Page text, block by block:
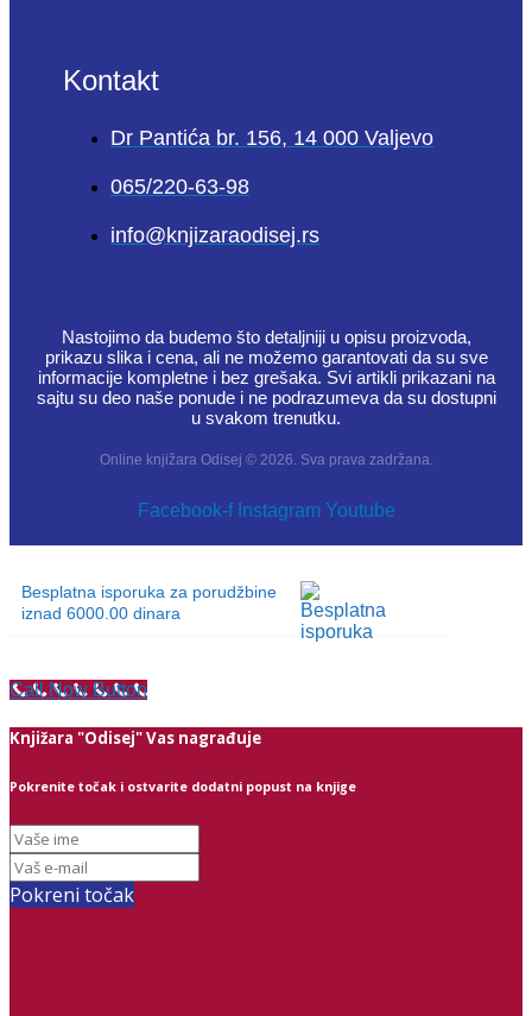
Kontakt
Dr Pantića br. 156, 14 000 Valjevo
065/220-63-98
info@knjizaraodisej.rs
Nastojimo da budemo što detaljniji u opisu proizvoda,
prikazu slika i cena, ali ne možemo garantovati da su sve
informacije kompletne i bez grešaka. Svi artikli prikazani na
sajtu su deo naše ponude i ne podrazumeva da su dostupni
u svakom trenutku.
Online knjižara Odisej © 2026. Sva prava zadržana.
Facebook-f Instagram Youtube
Besplatna isporuka za porudžbine
iznad 6000.00 dinara
Call Now Button
Knjižara "Odisej" Vas nagrađuje
Pokrenite točak i ostvarite dodatni popust na knjige
Pokreni točak